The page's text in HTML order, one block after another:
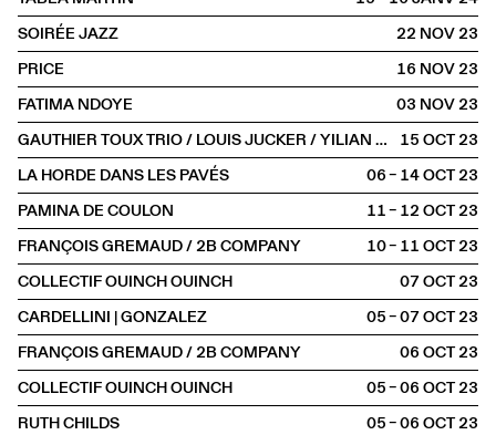
SOIRÉE JAZZ
22 NOV2023
PRICE
16 NOV2023
FATIMA NDOYE
03 NOV2023
GAUTHIER TOUX TRIO / LOUIS JUCKER / YILIAN CAÑIZARES
15 OCT2023
LA HORDE DANS LES PAVÉS
06 – 14 OCT2023
PAMINA DE COULON
11 – 12 OCT2023
FRANÇOIS GREMAUD / 2B COMPANY
10 – 11 OCT2023
COLLECTIF OUINCH OUINCH
07 OCT2023
CARDELLINI | GONZALEZ
05 – 07 OCT2023
FRANÇOIS GREMAUD / 2B COMPANY
06 OCT2023
COLLECTIF OUINCH OUINCH
05 – 06 OCT2023
RUTH CHILDS
05 – 06 OCT2023